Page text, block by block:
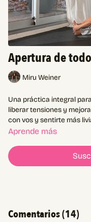
Apertura de
Miru Weiner
Una práctica integral
liberar tensiones y
con vos y sentirte más
después de hacerla!
Aprende más
Comentarios (14)